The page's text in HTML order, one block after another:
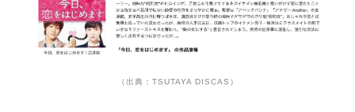
（出典：TSUTAYA DISCAS）